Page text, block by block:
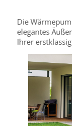
Die
elegantes
Ihrer